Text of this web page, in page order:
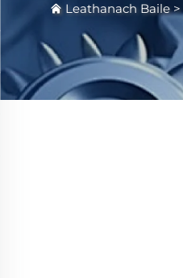
Leathanach Baile>